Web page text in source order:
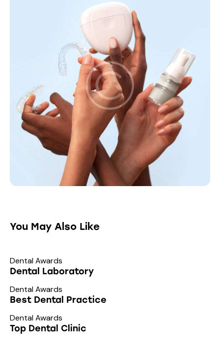
You May Also Like
Dental Awards
Dental Laboratory
Dental Awards
Best Dental Practice
Dental Awards
Top Dental Clinic